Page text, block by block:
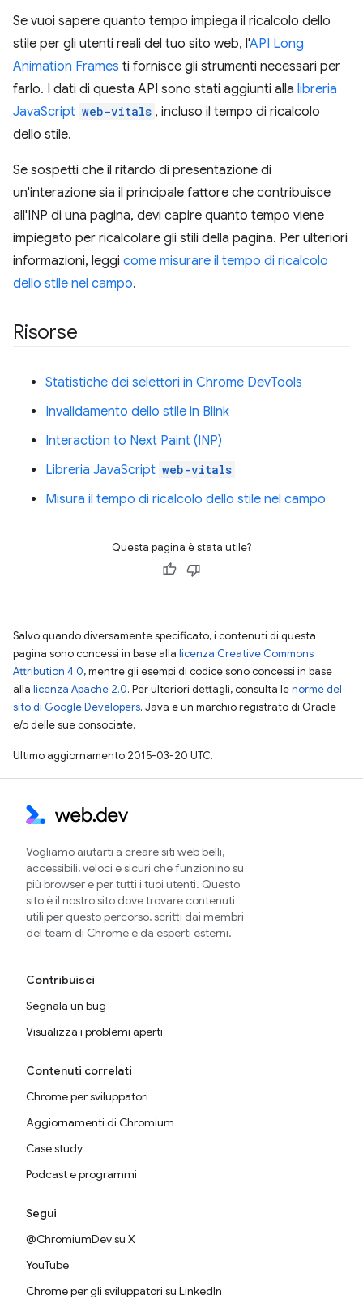
Se vuoi sapere quanto tempo impiega il ricalcolo dello
stile per gli utenti reali del tuo sito web, l'API Long
Animation Frames ti fornisce gli strumenti necessari per
farlo. I dati di questa API sono stati aggiunti alla libreria
JavaScript web-vitals , incluso il tempo di ricalcolo
dello stile.
Se sospetti che il ritardo di presentazione di
un'interazione sia il principale fattore che contribuisce
all'INP di una pagina, devi capire quanto tempo viene
impiegato per ricalcolare gli stili della pagina. Per ulteriori
informazioni, leggi come misurare il tempo di ricalcolo
dello stile nel campo.
Risorse
Statistiche dei selettori in Chrome DevTools
Invalidamento dello stile in Blink
Interaction to Next Paint (INP)
Libreria JavaScript web-vitals
Misura il tempo di ricalcolo dello stile nel campo
Questa pagina è stata utile?
Salvo quando diversamente specificato, i contenuti di questa
pagina sono concessi in base alla licenza Creative Commons
Attribution 4.0, mentre gli esempi di codice sono concessi in base
alla licenza Apache 2.0. Per ulteriori dettagli, consulta lenorme del
sito di Google Developers. Java è un marchio registrato di Oracle
e/o delle sue consociate.
Ultimo aggiornamento 2015-03-20 UTC.
Vogliamo aiutarti a creare siti web belli,
accessibili, veloci e sicuri che funzionino su
più browser e per tutti i tuoi utenti. Questo
sito è il nostro sito dove trovare contenuti
utili per questo percorso, scritti dai membri
del team di Chrome e da esperti esterni.
Contribuisci
Segnala un bug
Visualizza i problemi aperti
Contenuti correlati
Chrome per sviluppatori
Aggiornamenti di Chromium
Case study
Podcast e programmi
Segui
@ChromiumDev su X
YouTube
Chrome per gli sviluppatori su LinkedIn